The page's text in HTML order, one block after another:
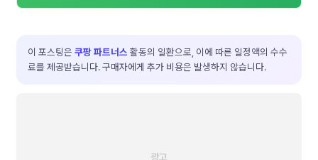
이 포스팅은 쿠팡 파트너스 활동의 일환으로, 이에 따른 일정액의 수수
료를 제공받습니다. 구매자에게 추가 비용은 발생하지 않습니다.